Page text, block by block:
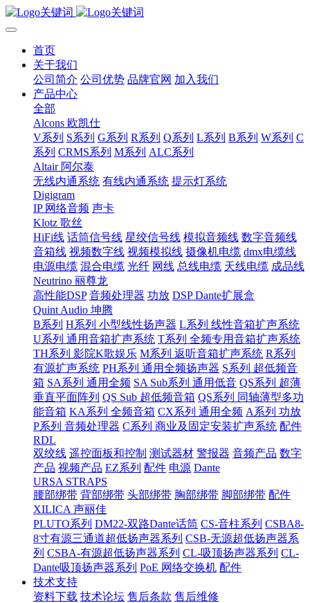
首页
关于我们
公司简介 公司优势 品牌官网 加入我们
产品中心
全部
Alcons 欧凯仕
V系列 S系列 G系列 R系列 Q系列 L系列 B系列 W系列 C
系列 CRMS系列 M系列 ALC系列
Altair 阿尔泰
无线内通系统 有线内通系统 提示灯系统
Digigram
IP 网络音频 声卡
Klotz 歌丝
HiFi线 话筒信号线 星绞信号线 模拟音频线 数字音频线
音箱线 视频数字线 视频模拟线 摄像机电缆 dmx电缆线
电源电缆 混合电缆 光纤 网线 总线电缆 天线电缆 成品线
Neutrino 丽尊龙
高性能DSP 音频处理器 功放 DSP Dante扩展盒
Quint Audio 坤腾
B系列 H系列 小型线性扬声器 L系列 线性音箱扩声系统
U系列 通用音箱扩声系统 T系列 全频专用音箱扩声系统
TH系列 影院K歌娱乐 M系列 返听音箱扩声系统 R系列
有源扩声系统 PH系列 通用全频扬声器 S系列 超低频音
箱 SA系列 通用全频 SA Sub系列 通用低音 QS系列 超薄
垂直平面阵列 QS Sub 超低频音箱 QS系列 同轴薄型多功
能音箱 KA系列 全频音箱 CX系列 通用全频 A系列 功放
P系列 音频处理器 C系列 商业及固定安装扩声系统 配件
RDL
双绞线 遥控面板和控制 测试器材 警报器 音频产品 数字
产品 视频产品 EZ系列 配件 电源 Dante
URSA STRAPS
腰部绑带 背部绑带 头部绑带 胸部绑带 脚部绑带 配件
XILICA 声丽佳
PLUTO系列 DM22-双路Dante话筒 CS-音柱系列 CSBA8-
8寸有源三通道超低扬声器系列 CSB-无源超低扬声器系
列 CSBA-有源超低扬声器系列 CL-吸顶扬声器系列 CL-
Dante吸顶扬声器系列 PoE 网络交换机 配件
技术支持
资料下载 技术论坛 售后条款 售后维修